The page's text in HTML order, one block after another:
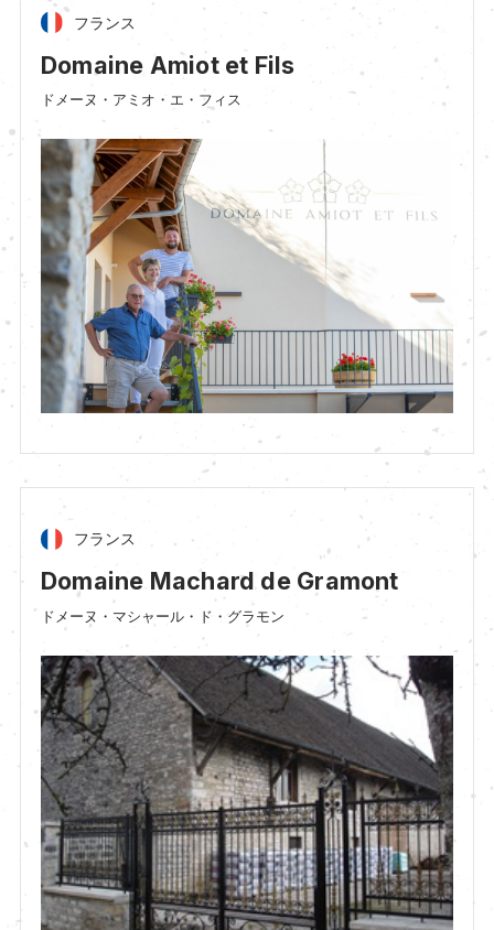
フランス
Domaine Amiot et Fils
ドメーヌ・アミオ・エ・フィス
フランス
Domaine Machard de Gramont
ドメーヌ・マシャール・ド・グラモン